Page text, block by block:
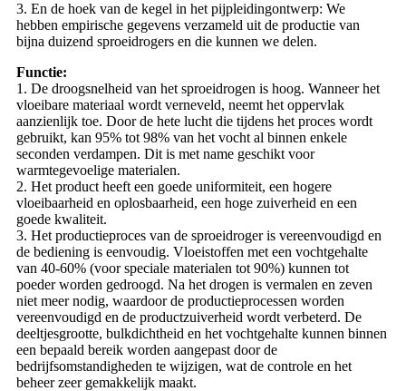
3. En de hoek van de kegel in het pijpleidingontwerp: We
hebben empirische gegevens verzameld uit de productie van
bijna duizend sproeidrogers en die kunnen we delen.
Functie:
1. De droogsnelheid van het sproeidrogen is hoog. Wanneer het
vloeibare materiaal wordt verneveld, neemt het oppervlak
aanzienlijk toe. Door de hete lucht die tijdens het proces wordt
gebruikt, kan 95% tot 98% van het vocht al binnen enkele
seconden verdampen. Dit is met name geschikt voor
warmtegevoelige materialen.
2. Het product heeft een goede uniformiteit, een hogere
vloeibaarheid en oplosbaarheid, een hoge zuiverheid en een
goede kwaliteit.
3. Het productieproces van de sproeidroger is vereenvoudigd en
de bediening is eenvoudig. Vloeistoffen met een vochtgehalte
van 40-60% (voor speciale materialen tot 90%) kunnen tot
poeder worden gedroogd. Na het drogen is vermalen en zeven
niet meer nodig, waardoor de productieprocessen worden
vereenvoudigd en de productzuiverheid wordt verbeterd. De
deeltjesgrootte, bulkdichtheid en het vochtgehalte kunnen binnen
een bepaald bereik worden aangepast door de
bedrijfsomstandigheden te wijzigen, wat de controle en het
beheer zeer gemakkelijk maakt.